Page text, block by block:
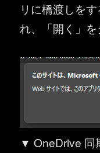
リに橋渡しを
れ、「開く」を
▼ OneDrive 同